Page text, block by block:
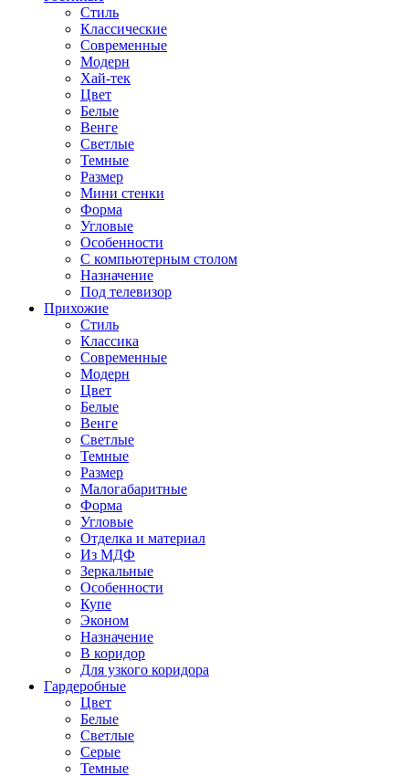
Стиль
Классические
Современные
Модерн
Хай-тек
Цвет
Белые
Венге
Светлые
Темные
Размер
Мини стенки
Форма
Угловые
Особенности
С компьютерным столом
Назначение
Под телевизор
Прихожие
Стиль
Классика
Современные
Модерн
Цвет
Белые
Венге
Светлые
Темные
Размер
Малогабаритные
Форма
Угловые
Отделка и материал
Из МДФ
Зеркальные
Особенности
Купе
Эконом
Назначение
В коридор
Для узкого коридора
Гардеробные
Цвет
Белые
Светлые
Серые
Темные